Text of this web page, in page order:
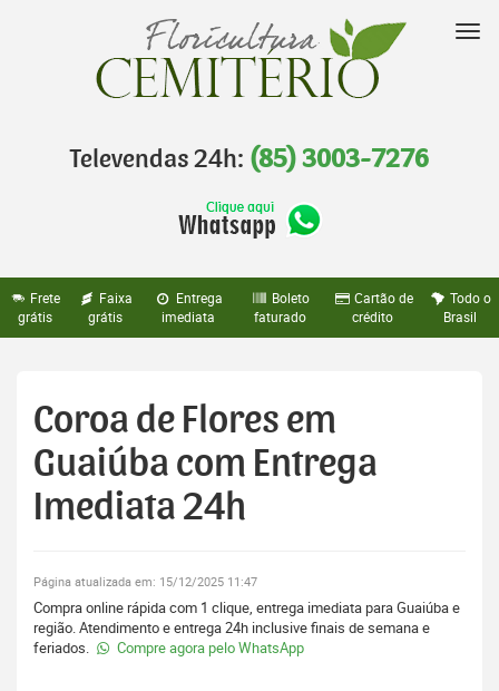
Televendas 24h: (85) 3003-7276
Frete
grátis
Faixa
grátis
Entrega
imediata
Boleto
faturado
Cartão de
crédito
Todo o
Brasil
Coroa de Flores em
Guaiúba com Entrega
Imediata 24h
Página atualizada em: 15/12/2025 11:47
Compra online rápida com 1 clique, entrega imediata para Guaiúba e
região. Atendimento e entrega 24h inclusive finais de semana e
feriados.
Compre agora pelo WhatsApp